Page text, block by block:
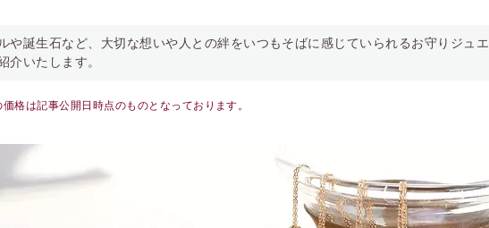
や誕生石など、大切な想いや人との絆をいつもそばに感じていられるお守りジュエ
介いたします。
格は記事公開日時点のものとなっております。